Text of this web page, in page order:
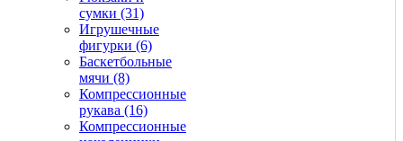
сумки (31)
Игрушечные
фигурки (6)
Баскетбольные
мячи (8)
Компрессионные
рукава (16)
Компрессионные